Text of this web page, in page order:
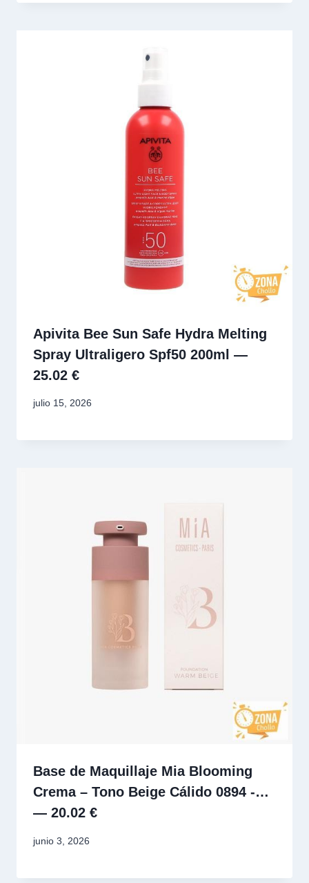
Apivita Bee Sun Safe Hydra Melting
Spray Ultraligero Spf50 200ml —
25.02 €
julio 15, 2026
Base de Maquillaje Mia Blooming
Crema – Tono Beige Cálido 0894 -…
— 20.02 €
junio 3, 2026